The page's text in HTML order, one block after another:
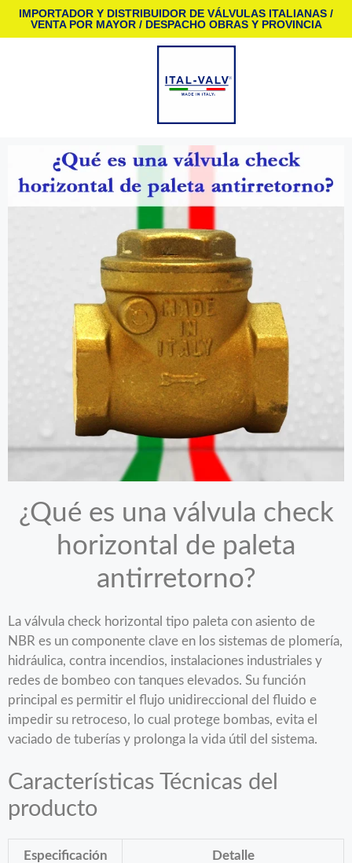
IMPORTADOR Y DISTRIBUIDOR DE VÁLVULAS ITALIANAS /
VENTA POR MAYOR / DESPACHO OBRAS Y PROVINCIA
¿Qué es una válvula check
horizontal de paleta
antirretorno?
La válvula check horizontal tipo paleta con asiento de
NBR es un componente clave en los sistemas de plomería,
hidráulica, contra incendios, instalaciones industriales y
redes de bombeo con tanques elevados. Su función
principal es permitir el flujo unidireccional del fluido e
impedir su retroceso, lo cual protege bombas, evita el
vaciado de tuberías y prolonga la vida útil del sistema.
Características Técnicas del
producto
Especificación Detalle